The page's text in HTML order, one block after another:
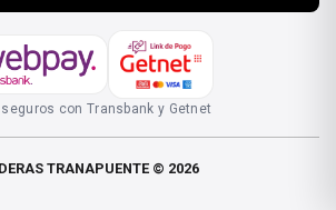
de fijación tipo velcro.
para una mejor
del polvo.
la amortiguación
seguros con Transbank y Getnet
TRANAPUENTE © 2026